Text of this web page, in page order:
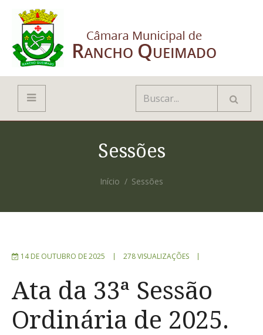
Sessões
Início Sessões
14 DE OUTUBRO DE 2025 278 VISUALIZAÇÕES
Ata da 33ª Sessão
Ordinária de 2025.